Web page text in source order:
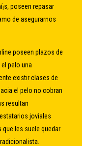
poseen repasar
de asegurarnos
poseen plazos de
pelo una
existir clases de
el pelo no cobran
resultan
joviales
les suele quedar